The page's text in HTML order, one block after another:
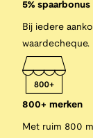
5% spaarbonus
Bij iedere
waardecheque.
800+ merken
Met ruim 800